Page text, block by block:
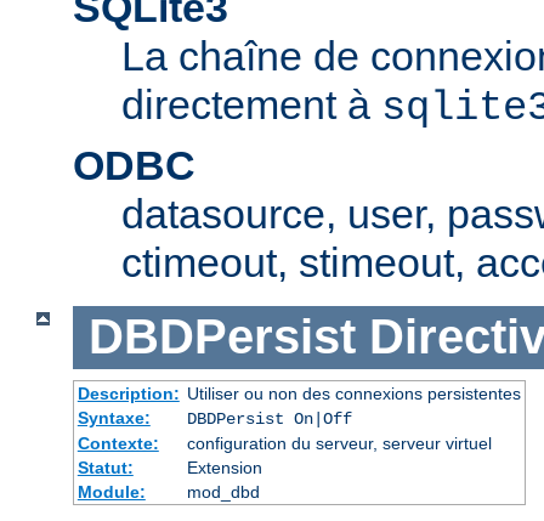
La chaîne de
directement à
ODBC
datasource, user,
ctimeout, stimeout,
DBDPersist
Description: Utiliser ou non des connexions persistentes
Syntaxe:
DBDPersist On|Off
Contexte:
configuration du serveur, serveur virtuel
Statut:
Extension
Module:
mod_dbd